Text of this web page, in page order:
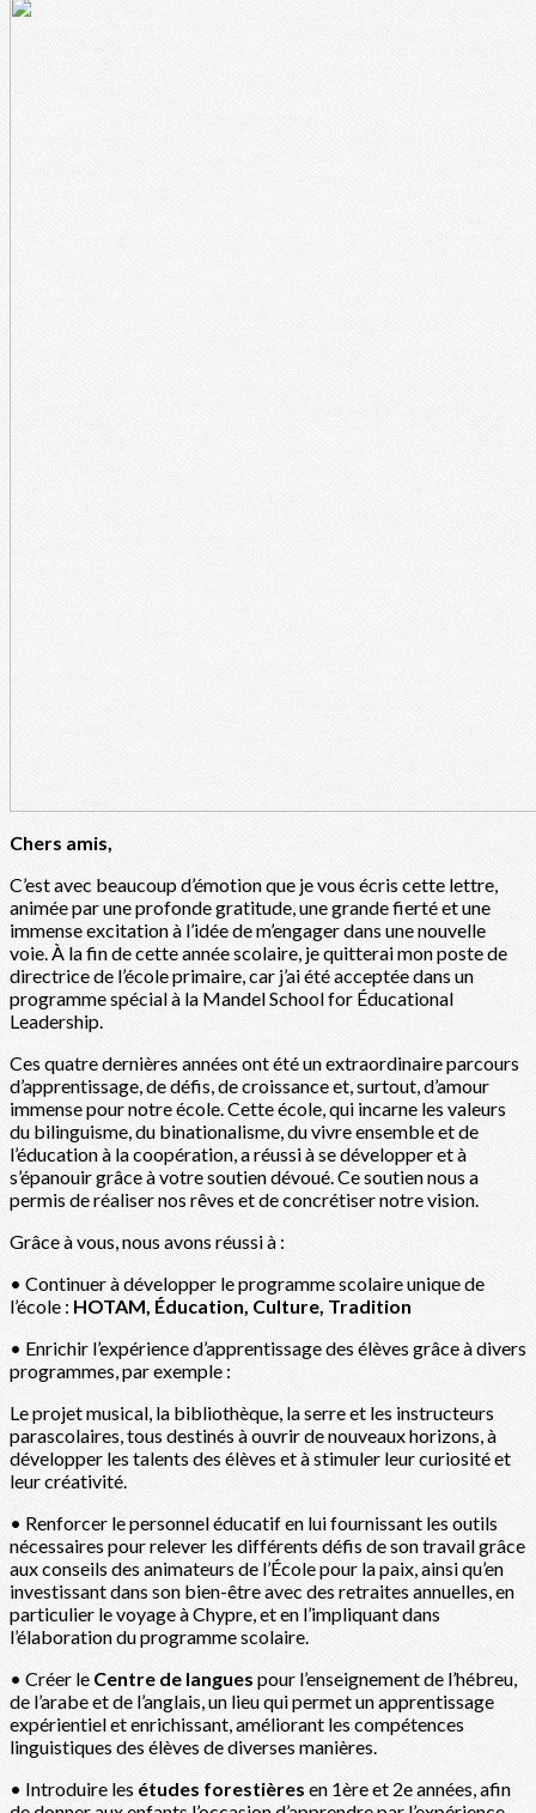
Chers amis,
C’est avec beaucoup d’émotion que je vous écris cette lettre,
animée par une profonde gratitude, une grande fierté et une
immense excitation à l’idée de m’engager dans une nouvelle
voie. À la fin de cette année scolaire, je quitterai mon poste de
directrice de l’école primaire, car j’ai été acceptée dans un
programme spécial à la Mandel School for Éducational
Leadership.
Ces quatre dernières années ont été un extraordinaire parcours
d’apprentissage, de défis, de croissance et, surtout, d’amour
immense pour notre école. Cette école, qui incarne les valeurs
du bilinguisme, du binationalisme, du vivre ensemble et de
l’éducation à la coopération, a réussi à se développer et à
s’épanouir grâce à votre soutien dévoué. Ce soutien nous a
permis de réaliser nos rêves et de concrétiser notre vision.
Grâce à vous, nous avons réussi à :
• Continuer à développer le programme scolaire unique de
l’école : HOTAM, Éducation, Culture, Tradition
• Enrichir l’expérience d’apprentissage des élèves grâce à divers
programmes, par exemple :
Le projet musical, la bibliothèque, la serre et les instructeurs
parascolaires, tous destinés à ouvrir de nouveaux horizons, à
développer les talents des élèves et à stimuler leur curiosité et
leur créativité.
• Renforcer le personnel éducatif en lui fournissant les outils
nécessaires pour relever les différents défis de son travail grâce
aux conseils des animateurs de l’École pour la paix, ainsi qu’en
investissant dans son bien-être avec des retraites annuelles, en
particulier le voyage à Chypre, et en l’impliquant dans
l’élaboration du programme scolaire.
• Créer le Centre de langues pour l’enseignement de l’hébreu,
de l’arabe et de l’anglais, un lieu qui permet un apprentissage
expérientiel et enrichissant, améliorant les compétences
linguistiques des élèves de diverses manières.
• Introduire les études forestières en 1ère et 2e années, afin